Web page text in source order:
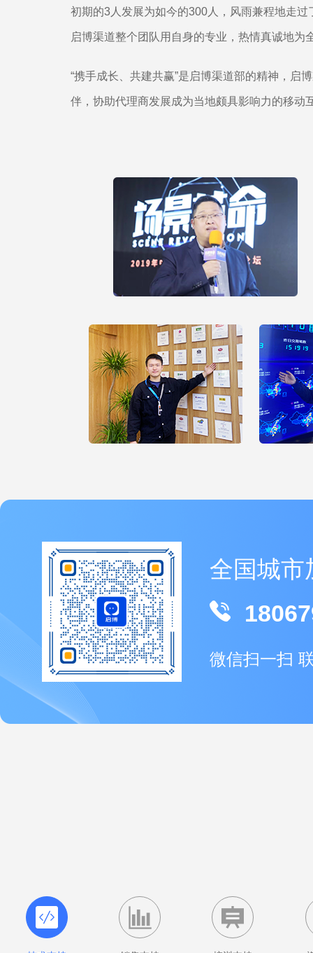
初期的3人发展为如今的300人，风雨兼程地走
启博渠道整个团队用自身的专业，热情真诚地
“携手成长、共建共赢”是启博渠道部的精神，启
伴，协助代理商发展成为当地颇具影响力的移动
全国城市
微信扫一扫